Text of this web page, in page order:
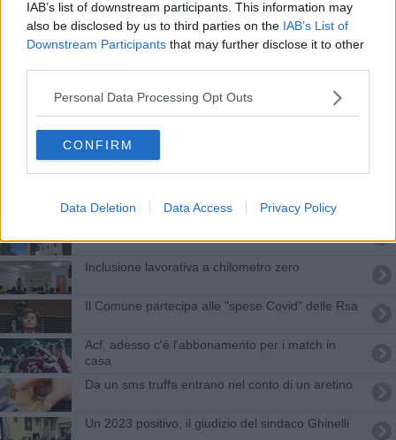
IAB’s list of downstream participants. This information may
also be disclosed by us to third parties on the IAB’s List of
Downstream Participants that may further disclose it to other
Personal Data Processing Opt Outs
CONFIRM
Data Deletion Data Access Privacy Policy
Eden, al via la programmazione estiva
​Graziella “sale” in taxi coi disabili
Aiuti per micro e piccole imprese giovanili e rosa
Transizione energetica, Confindustria
lungimirante
Inclusione lavorativa a chilometro zero
Il Comune partecipa alle "spese Covid" delle Rsa
Acf, adesso c'è l'abbonamento per i match in
casa
Da un sms truffa entrano nel conto di un aretino
Un 2023 positivo, il giudizio del sindaco Ghinelli